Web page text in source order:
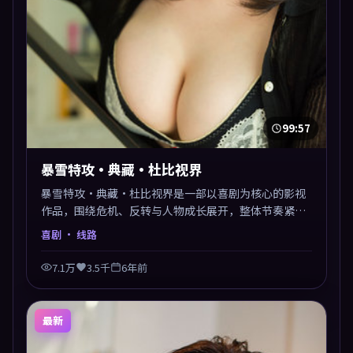
99:57
暴雪特攻·典藏·杜比视界
暴雪特攻·典藏·杜比视界是一部以喜剧为核心的影视
作品，围绕危机、反转与人物成长展开，整体节奏紧
凑，值得推荐观看。
喜剧 · 线路
7.1万 3.5千 6年前
最新